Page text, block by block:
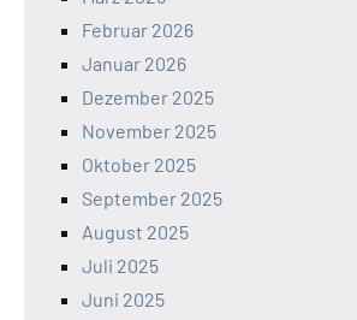
Februar 2026
Januar 2026
Dezember 2025
November 2025
Oktober 2025
September 2025
August 2025
Juli 2025
Juni 2025